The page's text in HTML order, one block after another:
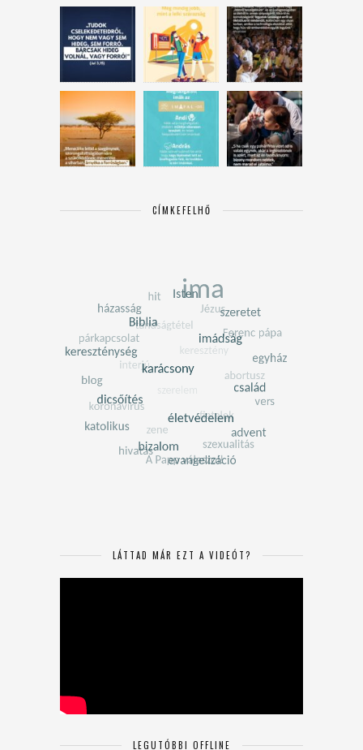
CÍMKEFELHŐ
LÁTTAD MÁR EZT A VIDEÓT?
LEGUTÓBBI OFFLINE